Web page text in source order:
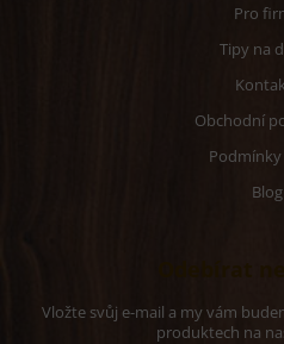
Pro
Tipy na
Obchodní
Podmínky
Blog
Vložte svůj e-mail a my vám
produktech na